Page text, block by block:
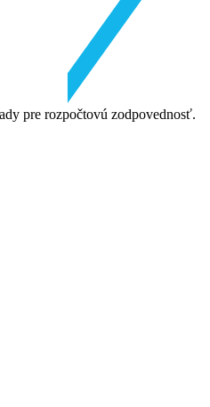
pre rozpočtovú zodpovednosť.